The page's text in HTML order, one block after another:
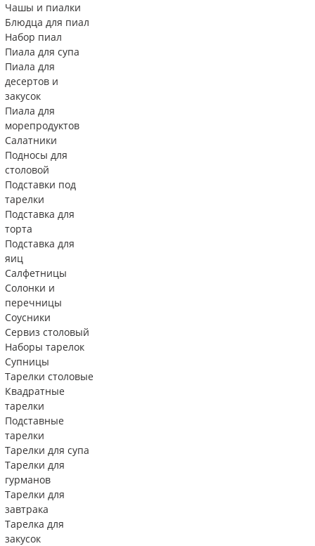
Чашы и пиалки
Блюдца для пиал
Набор пиал
Пиала для супа
Пиала для
десертов и
закусок
Пиала для
морепродуктов
Салатники
Подносы для
столовой
Подставки под
тарелки
Подставка для
торта
Подставка для
яиц
Салфетницы
Солонки и
перечницы
Соусники
Сервиз столовый
Наборы тарелок
Супницы
Тарелки столовые
Квадратные
тарелки
Подставные
тарелки
Тарелки для супа
Тарелки для
гурманов
Тарелки для
завтрака
Тарелка для
закусок